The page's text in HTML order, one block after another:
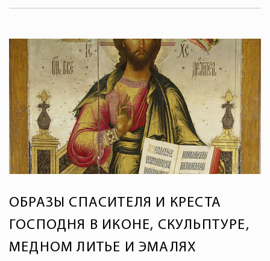
ОБРАЗЫ СПАСИТЕЛЯ И КРЕСТА
ГОСПОДНЯ В ИКОНЕ, СКУЛЬПТУРЕ,
МЕДНОМ ЛИТЬЕ И ЭМАЛЯХ